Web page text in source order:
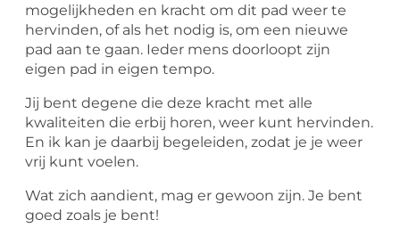
mogelijkheden en kracht om dit pad weer te
hervinden, of als het nodig is, om een nieuwe
pad aan te gaan. Ieder mens doorloopt zijn
eigen pad in eigen tempo.
Jij bent degene die deze kracht met alle
kwaliteiten die erbij horen, weer kunt hervinden.
En ik kan je daarbij begeleiden, zodat je je weer
vrij kunt voelen.
Wat zich aandient, mag er gewoon zijn. Je bent
goed zoals je bent!